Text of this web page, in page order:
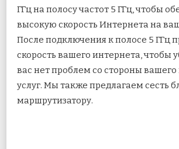
ГГц на полосу частот 5 ГГц, чтобы
высокую скорость Интернета на
После подключения к полосе 5 ГГц
скорость вашего интернета, чтобы
вас нет проблем со стороны
услуг. Мы также предлагаем сесть
маршрутизатору.